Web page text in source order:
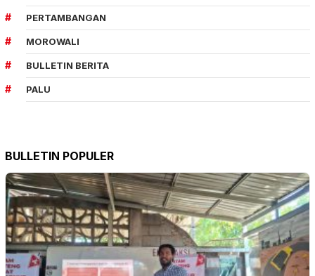
PERTAMBANGAN
MOROWALI
BULLETIN BERITA
PALU
BULLETIN POPULER